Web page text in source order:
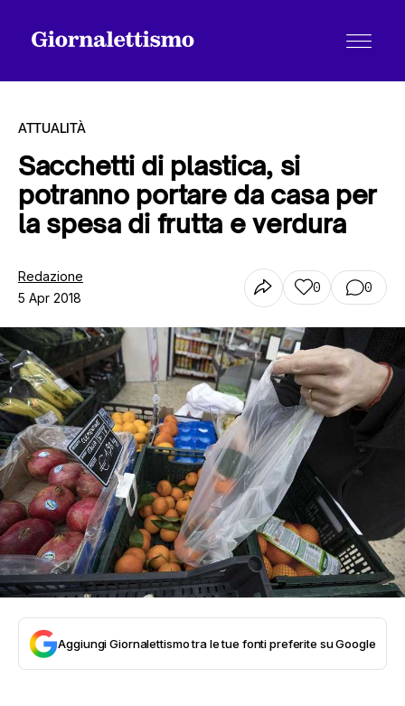
Tutti gli articoli
Chi siamo
Contatti
ATTUALITÀ
Sacchetti di plastica, si
potranno portare da casa per
la spesa di frutta e verdura
Redazione
5 Apr 2018
0 0
Aggiungi Giornalettismo tra le tue fonti preferite su Google